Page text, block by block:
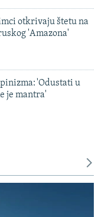
otkrivaju štetu na
'Amazona'
'Odustati u
je mantra'